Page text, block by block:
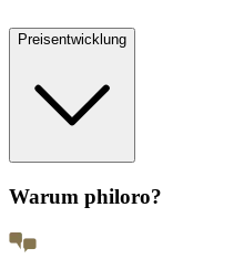
Preisentwicklung
Warum philoro?